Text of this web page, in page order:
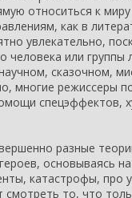
относиться к
как в
увлекательно,
человека или
сказочном,
многие режиссеры
спецэффектов,
разные
основываясь
катастрофы, про
то, что